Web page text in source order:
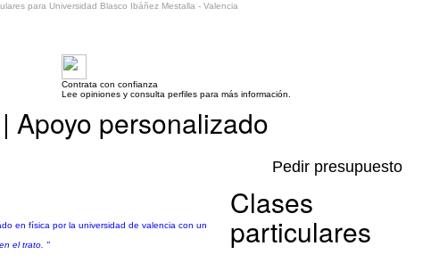
para Universidad Blasco Ibáñez Mestalla - Valencia
Contrata con confianza
Lee opiniones y consulta perfiles para más información.
Apoyo personalizado
en física por la universidad de valencia con un
el trato. "
Pedir presupuesto
Clases
particulares